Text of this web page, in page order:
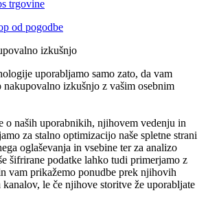
trgovine
od pogodbe
izkušnjo
uporabljamo samo zato, da vam
izkušnjo z vašim osebnim
o naših uporabnikih, njihovem vedenju in
za stalno optimizacijo naše spletne strani
oglaševanja in vsebine ter za analizo
šifrirane podatke lahko tudi primerjamo z
vam prikažemo ponudbe prek njihovih
le če njihove storitve že uporabljate